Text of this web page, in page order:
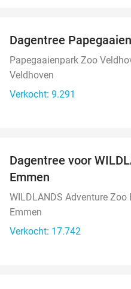
Dagentree
Papegaaienpark Zoo
Veldhoven
Verkocht: 9.291
Dagentree voor
Emmen
WILDLANDS Adventure Zoo
Emmen
Verkocht: 17.742